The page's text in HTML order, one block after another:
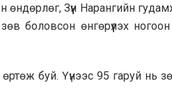
өндөрлөг, Зүүн Нарангийн
боловсон өнгөрүүлэх
буй. Үүнээс 95 гаруй нь